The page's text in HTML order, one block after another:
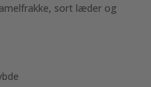
sort læder og